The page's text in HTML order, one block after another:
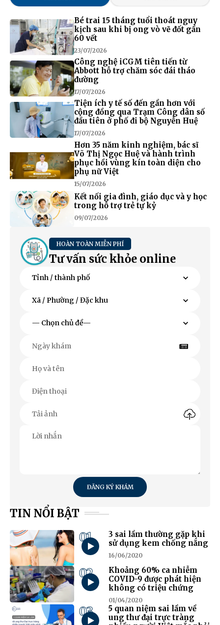
Bé trai 15 tháng tuổi thoát nguy
kịch sau khi bị ong vò vẽ đốt gần
60 vết
23/07/2026
Công nghệ iCGM tiên tiến từ
Abbott hỗ trợ chăm sóc đái tháo
đường
17/07/2026
Tiện ích y tế số đến gần hơn với
cộng đồng qua Trạm Công dân số
đầu tiên ở phố đi bộ Nguyễn Huệ
17/07/2026
Hơn 35 năm kinh nghiệm, bác sĩ
Võ Thị Ngọc Huệ và hành trình
phục hồi vùng kín toàn diện cho
phụ nữ Việt
15/07/2026
Kết nối gia đình, giáo dục và y học
trong hỗ trợ trẻ tự kỷ
09/07/2026
HOÀN TOÀN MIỄN PHÍ
Tư vấn sức khỏe online
ĐĂNG KÝ KHÁM
TIN NỔI BẬT
01
3 sai lầm thường gặp khi
sử dụng kem chống nắng
16/06/2020
02
Khoảng 60% ca nhiễm
COVID-9 được phát hiện
không có triệu chứng
01/04/2020
03
5 quan niệm sai lầm về
ung thư đại trực tràng